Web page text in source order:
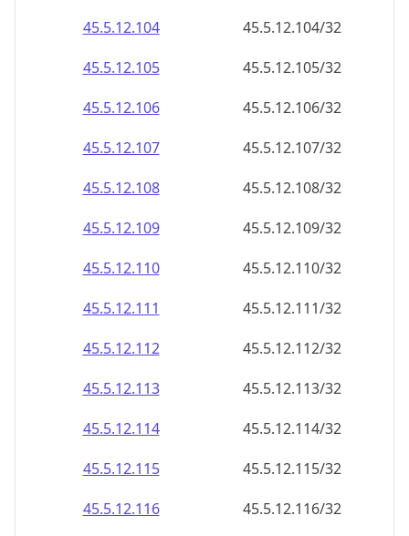
45.5.12.104
45.5.12.104/32
45.5.12.105
45.5.12.105/32
45.5.12.106
45.5.12.106/32
45.5.12.107
45.5.12.107/32
45.5.12.108
45.5.12.108/32
45.5.12.109
45.5.12.109/32
45.5.12.110
45.5.12.110/32
45.5.12.111
45.5.12.111/32
45.5.12.112
45.5.12.112/32
45.5.12.113
45.5.12.113/32
45.5.12.114
45.5.12.114/32
45.5.12.115
45.5.12.115/32
45.5.12.116
45.5.12.116/32